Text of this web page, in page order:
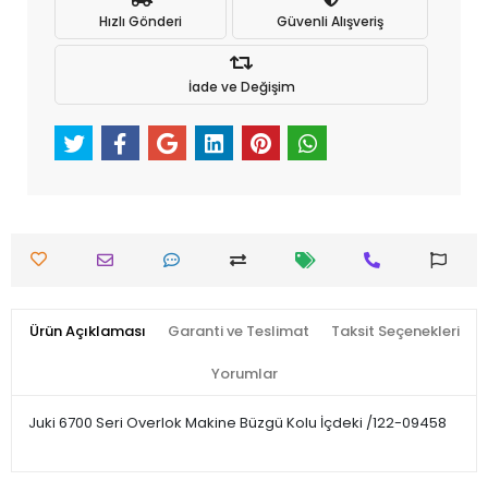
Hızlı Gönderi Güvenli Alışveriş
İade ve Değişim
Ürün Açıklaması Garanti ve Teslimat Taksit Seçenekleri
Yorumlar
Juki 6700 Seri Overlok Makine Büzgü Kolu İçdeki /122-09458